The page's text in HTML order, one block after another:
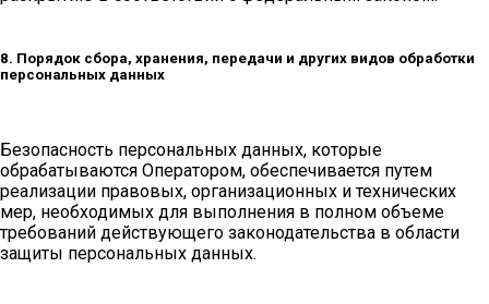
8. Порядок сбора, хранения, передачи и других видов обработки
персональных данных
Безопасность персональных данных, которые
обрабатываются Оператором, обеспечивается путем
реализации правовых, организационных и технических
мер, необходимых для выполнения в полном объеме
требований действующего законодательства в области
защиты персональных данных.